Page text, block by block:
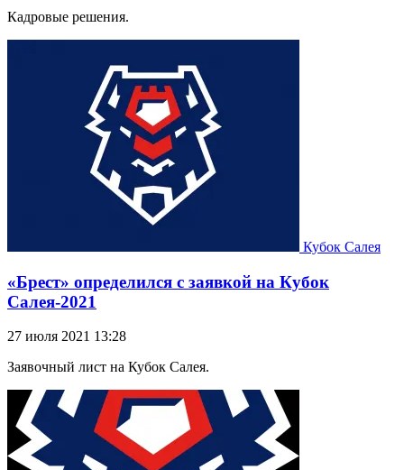
Кадровые решения.
Кубок Салея
«Брест» определился с заявкой на Кубок
Салея-2021
27 июля 2021 13:28
Заявочный лист на Кубок Салея.